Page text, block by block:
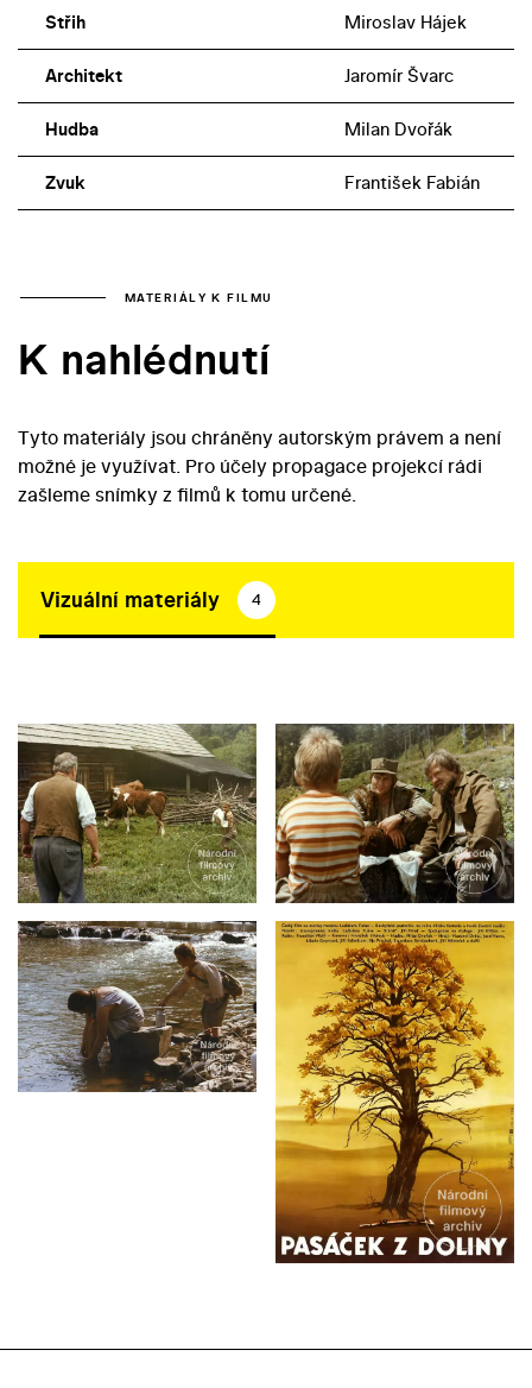
Střih Miroslav Hájek
Architekt Jaromír Švarc
Hudba Milan Dvořák
Zvuk František Fabián
MATERIÁLY K FILMU
K nahlédnutí
Tyto materiály jsou chráněny autorským právem a není
možné je využívat. Pro účely propagace projekcí rádi
zašleme snímky z filmů k tomu určené.
Vizuální materiály 4